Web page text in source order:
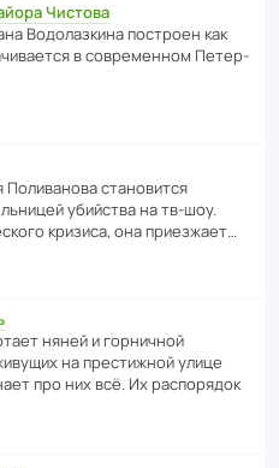
Чистова
Водо­ла­з­кина пост­роен как
в совре­менном Пете­р­
стано­вится
убийства на тв-шоу.
кризиса, она приезжает…
няней и горни­чной
на прес­ти­жной улице
про них всё. Их распо­рядок